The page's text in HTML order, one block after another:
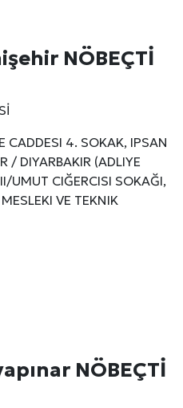
NÖBEÇTİ
CADDESI 4. SOKAK, IPSAN
/ DIYARBAKIR (ADLIYE
UMUT CIĞERCISI SOKAĞI,
VE TEKNIK
NÖBEÇTİ